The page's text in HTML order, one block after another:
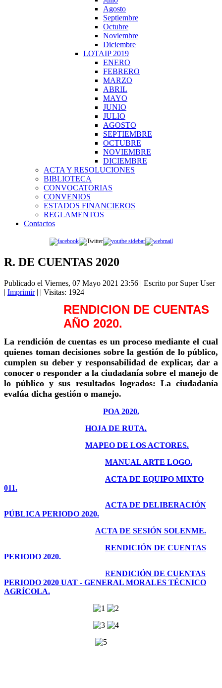
Agosto
Septiembre
Octubre
Noviembre
Diciembre
LOTAIP 2019
ENERO
FEBRERO
MARZO
ABRIL
MAYO
JUNIO
JULIO
AGOSTO
SEPTIEMBRE
OCTUBRE
NOVIEMBRE
DICIEMBRE
ACTA Y RESOLUCIONES
BIBLIOTECA
CONVOCATORIAS
CONVENIOS
ESTADOS FINANCIEROS
REGLAMENTOS
Contactos
R. DE CUENTAS 2020
Publicado el Viernes, 07 Mayo 2021 23:56 | Escrito por Super User
| Imprimir| | Visitas: 1924
RENDICION DE CUENTAS
AÑO 2020.
La rendición de cuentas es un proceso mediante el cual
quienes toman decisiones sobre la gestión de lo público,
cumplen su deber y responsabilidad de explicar, dar a
conocer o responder a la ciudadanía sobre el manejo de
lo público y sus resultados logrados: La ciudadanía
evalúa dicha gestión o manejo.
POA 2020.
HOJA DE RUTA.
MAPEO DE LOS ACTORES.
MANUAL ARTE LOGO.
ACTA DE EQUIPO MIXTO
011.
ACTA DE DELIBERACIÓN
PÚBLICA PERIODO 2020.
ACTA DE SESIÓN SOLENME.
RENDICIÓN DE CUENTAS
PERIODO 2020.
RENDICIÓN DE CUENTAS
PERIODO 2020 UAT - GENERAL MORALES TÉCNICO
AGRÍCOLA.